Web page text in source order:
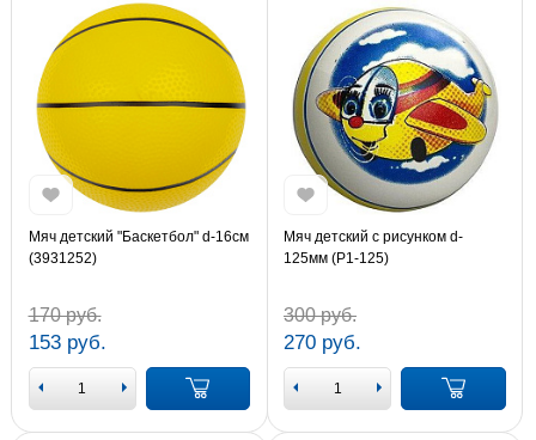
Мяч детский "Баскетбол" d-16см
(3931252)
170 руб.
153 руб.
Мяч детский с рисунком d-
125мм (Р1-125)
300 руб.
270 руб.